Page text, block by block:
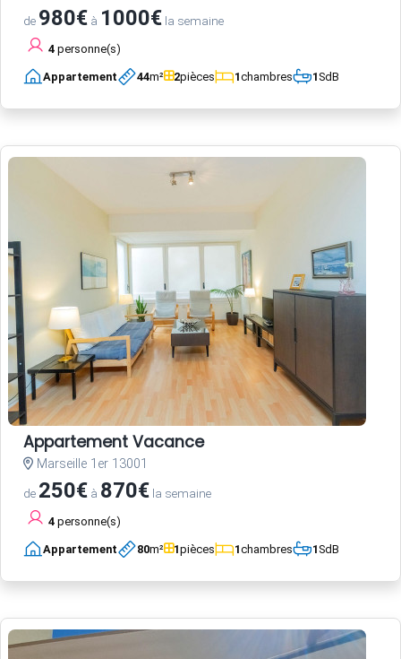
de 980€ à 1000€ la semaine
4 personne(s)
Appartement 44m² 2pièces 1chambres 1SdB
Appartement Vacance
Marseille 1er 13001
de 250€ à 870€ la semaine
4 personne(s)
Appartement 80m² 1pièces 1chambres 1SdB